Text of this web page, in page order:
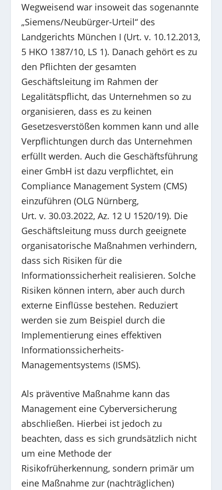
Wegweisend war insoweit das sogenannte
„Siemens/Neubürger-Urteil“ des
Landgerichts München I (Urt. v. 10.12.2013,
5 HKO 1387/10, LS 1). Danach gehört es zu
den Pflichten der gesamten
Geschäftsleitung im Rahmen der
Legalitätspflicht, das Unternehmen so zu
organisieren, dass es zu keinen
Gesetzesverstößen kommen kann und alle
Verpflichtungen durch das Unternehmen
erfüllt werden. Auch die Geschäftsführung
einer GmbH ist dazu verpflichtet, ein
Compliance Management System (CMS)
einzuführen (OLG Nürnberg,
Urt. v. 30.03.2022, Az. 12 U 1520/19). Die
Geschäftsleitung muss durch geeignete
organisatorische Maßnahmen verhindern,
dass sich Risiken für die
Informationssicherheit realisieren. Solche
Risiken können intern, aber auch durch
externe Einflüsse bestehen. Reduziert
werden sie zum Beispiel durch die
Implementierung eines effektiven
Informationssicherheits-
Managementsystems (ISMS).
Als präventive Maßnahme kann das
Management eine Cyberversicherung
abschließen. Hierbei ist jedoch zu
beachten, dass es sich grundsätzlich nicht
um eine Methode der
Risikofrüherkennung, sondern primär um
eine Maßnahme zur (nachträglichen)